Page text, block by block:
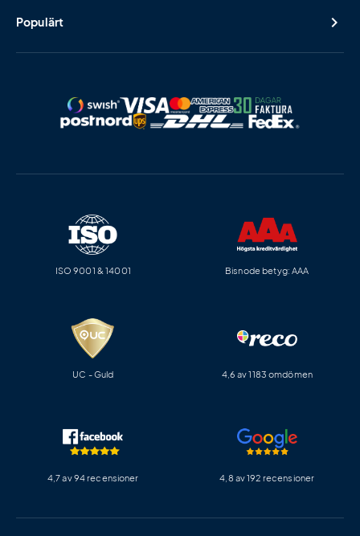
Populärt
ISO 9001 & 14001 Bisnode betyg: AAA
UC - Guld 4,6 av 1183 omdömen
4,7 av 94 recensioner 4,8 av 192 recensioner